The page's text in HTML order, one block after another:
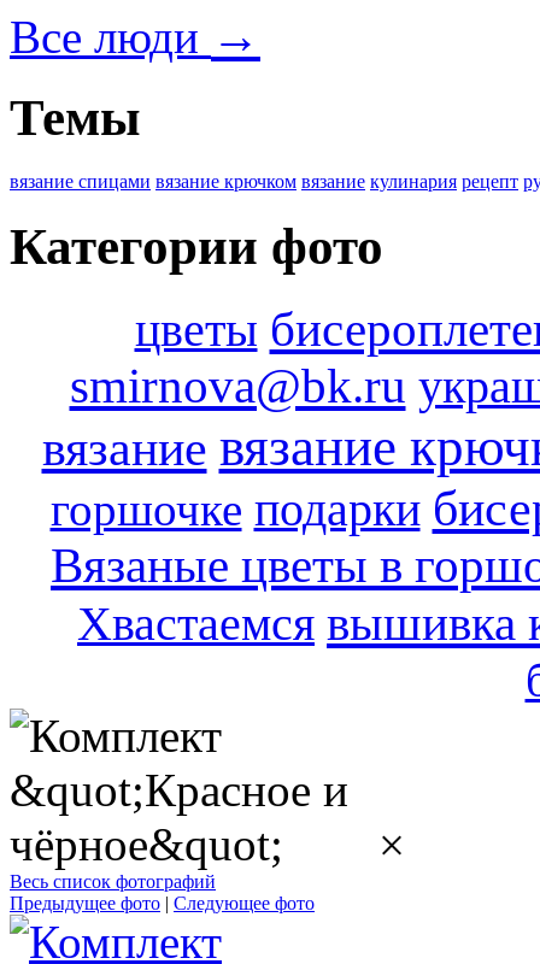
Все люди →
Темы
вязание спицами вязание крючком вязание кулинария рецепт
Категории фото
цветы
smirnova@bk.ru
вязание вязание
горшочке подарки
Вязаные цветы в
Хвастаемся вышивка
×
Весь список фотографий
Предыдущее фото | Следующее фото